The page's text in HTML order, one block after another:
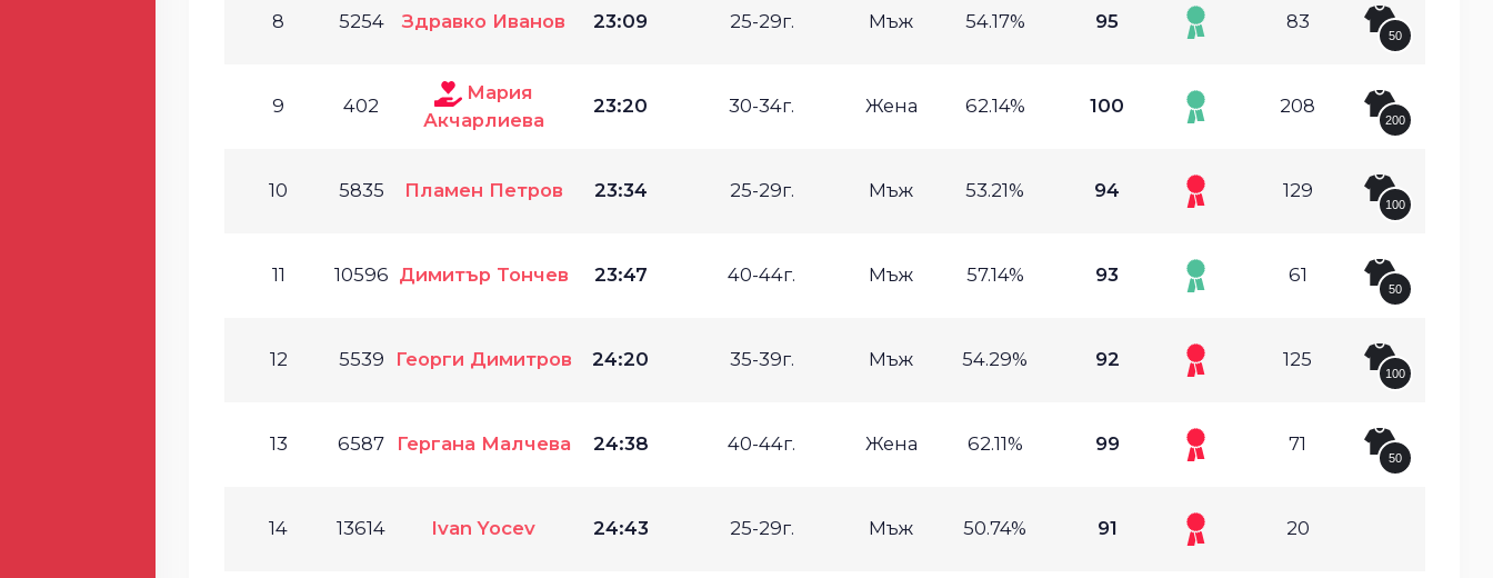
8 5254 Здравко Иванов 23:09 25-29г. Мъж 54.17% 95 83
50
9 402
Мария
Акчарлиева
23:20 30-34г. Жена 62.14% 100 208
200
10 5835 Пламен Петров 23:34 25-29г. Мъж 53.21% 94 129
100
11 10596 Димитър Тончев 23:47 40-44г. Мъж 57.14% 93 61
50
12 5539 Георги Димитров 24:20 35-39г. Мъж 54.29% 92 125
100
13 6587 Гергана Малчева 24:38 40-44г. Жена 62.11% 99 71
50
14 13614 Ivan Yocev 24:43 25-29г. Мъж 50.74% 91 20